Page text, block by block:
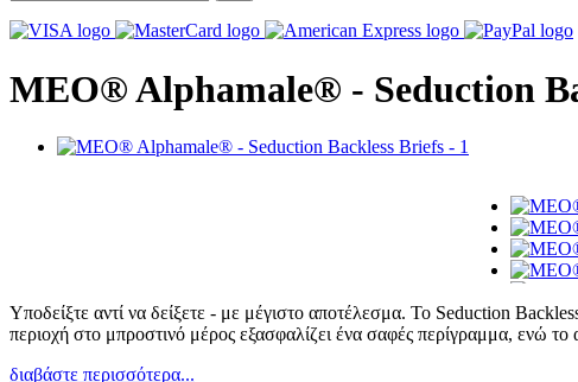
MEO® Alphamale® - Seduction
Υποδείξτε αντί να δείξετε - με μέγιστο αποτέλεσμα. Το Seduction
περιοχή στο μπροστινό μέρος εξασφαλίζει ένα σαφές περίγραμμα, ενώ
διαβάστε περισσότερα...